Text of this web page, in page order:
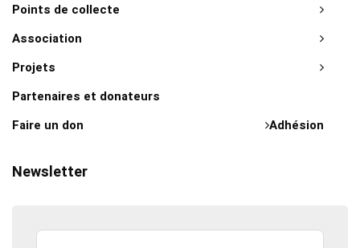
Points de collecte
Association
Projets
Partenaires et donateurs
Adhésion
Faire un don
Newsletter